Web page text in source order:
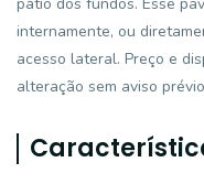
internamente, ou
acesso lateral. Preço e
alteração sem aviso